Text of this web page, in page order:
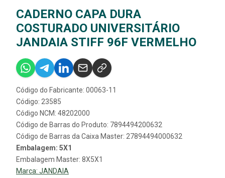
CADERNO CAPA DURA
COSTURADO UNIVERSITÁRIO
JANDAIA STIFF 96F VERMELHO
Código do Fabricante: 00063-11
Código: 23585
Código NCM: 48202000
Código de Barras do Produto: 7894494200632
Código de Barras da Caixa Master: 27894494000632
Embalagem: 5X1
Embalagem Master: 8X5X1
Marca: JANDAIA